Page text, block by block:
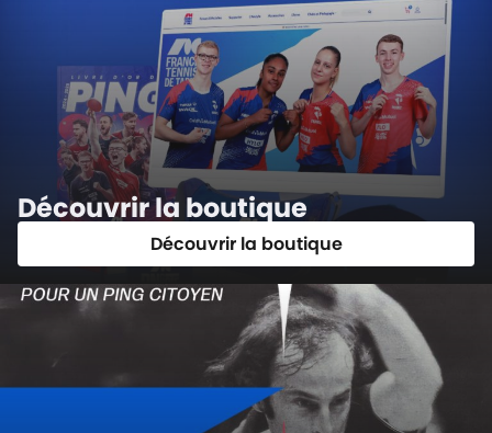
Découvrir la boutique
Découvrir la boutique